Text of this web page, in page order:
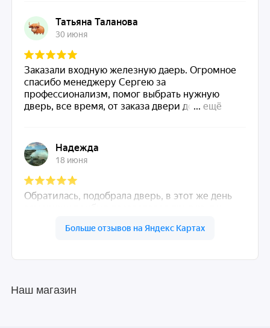
Наш магазин